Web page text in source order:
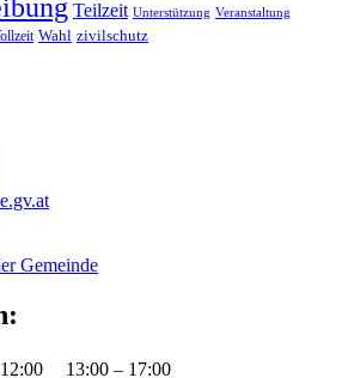
Teilzeit Unterstützung Veranstaltung
Wahl zivilschutz
Gemeinde
13:00 – 17:00